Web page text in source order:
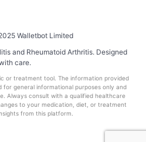
Walletbot Limited
and Rheumatoid Arthritis. Designed
care.
or treatment tool. The information provided
for general informational purposes only and
Always consult with a qualified healthcare
to your medication, diet, or treatment
from this platform.